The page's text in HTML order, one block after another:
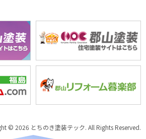
© 2026 とちのき塗装テック. All Rights Reserved.